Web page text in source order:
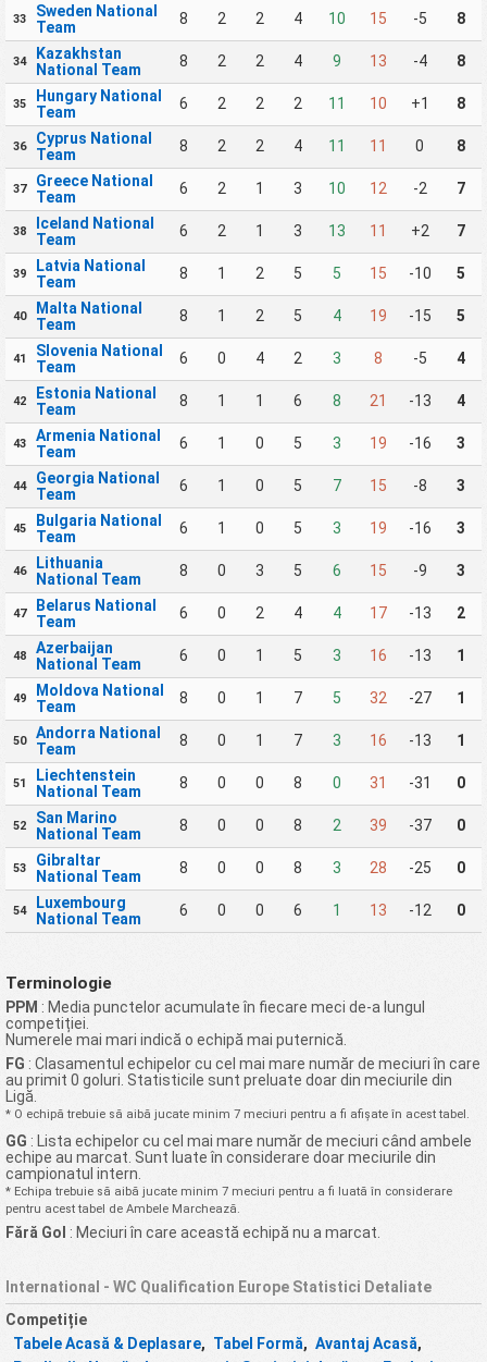
33
Sweden National
Team
8 2 2 4 10 15 -5 8
34
Kazakhstan
National Team
8 2 2 4 9 13 -4 8
35
Hungary National
Team
6 2 2 2 11 10 +1 8
36
Cyprus National
Team
8 2 2 4 11 11 0 8
37
Greece National
Team
6 2 1 3 10 12 -2 7
38
Iceland National
Team
6 2 1 3 13 11 +2 7
39
Latvia National
Team
8 1 2 5 5 15 -10 5
40
Malta National
Team
8 1 2 5 4 19 -15 5
41
Slovenia National
Team
6 0 4 2 3 8 -5 4
42
Estonia National
Team
8 1 1 6 8 21 -13 4
43
Armenia National
Team
6 1 0 5 3 19 -16 3
44
Georgia National
Team
6 1 0 5 7 15 -8 3
45
Bulgaria National
Team
6 1 0 5 3 19 -16 3
46
Lithuania
National Team
8 0 3 5 6 15 -9 3
47
Belarus National
Team
6 0 2 4 4 17 -13 2
48
Azerbaijan
National Team
6 0 1 5 3 16 -13 1
49
Moldova National
Team
8 0 1 7 5 32 -27 1
50
Andorra National
Team
8 0 1 7 3 16 -13 1
51
Liechtenstein
National Team
8 0 0 8 0 31 -31 0
52
San Marino
National Team
8 0 0 8 2 39 -37 0
53
Gibraltar
National Team
8 0 0 8 3 28 -25 0
54
Luxembourg
National Team
6 0 0 6 1 13 -12 0
Terminologie
PPM : Media punctelor acumulate în fiecare meci de-a lungul
competiției.
Numerele mai mari indică o echipă mai puternică.
FG : Clasamentul echipelor cu cel mai mare număr de meciuri în care
au primit 0 goluri. Statisticile sunt preluate doar din meciurile din
Ligă.
* O echipă trebuie să aibă jucate minim 7 meciuri pentru a fi afișate în acest tabel.
GG : Lista echipelor cu cel mai mare număr de meciuri când ambele
echipe au marcat. Sunt luate în considerare doar meciurile din
campionatul intern.
* Echipa trebuie să aibă jucate minim 7 meciuri pentru a fi luată în considerare
pentru acest tabel de Ambele Marchează.
Fără Gol : Meciuri în care această echipă nu a marcat.
International - WC Qualification Europe Statistici Detaliate
Competiție
Tabele Acasă & Deplasare, Tabel Formă, Avantaj Acasă,